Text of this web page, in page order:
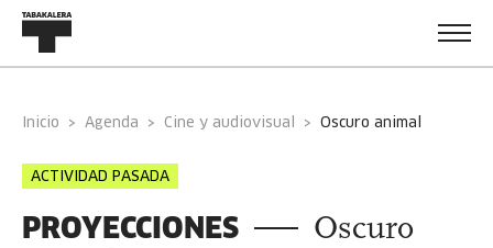
Inicio Agenda Cine y audiovisual oscuro animal
ACTIVIDAD PASADA
PROYECCIONES
Oscuro